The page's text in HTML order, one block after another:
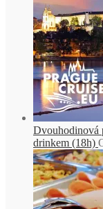
Dvouhodinová
drinkem (18h)